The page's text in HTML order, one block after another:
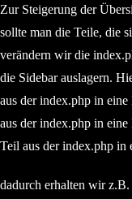
Zur Steigerung der
sollte man die Teile, die
verändern wir die
die Sidebar auslagern.
aus der index.php in eine
aus der index.php in
Teil aus der index.php in
dadurch erhalten wir